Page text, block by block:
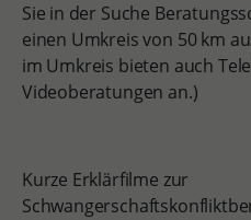
Sie in der Suche
einen Umkreis von 50 km
im Umkreis bieten auch
Videoberatungen an.)
Kurze Erklärfilme zur